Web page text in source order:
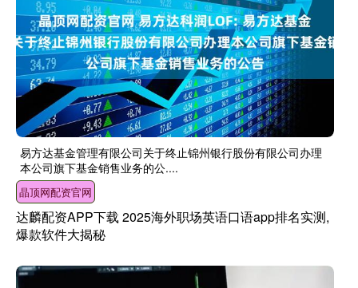
易方达基金管理有限公司关于终止锦州银行股份有限公司办理
本公司旗下基金销售业务的公....
晶顶网配资官网
达麟配资APP下载 2025海外职场英语口语app排名实测,
爆款软件大揭秘